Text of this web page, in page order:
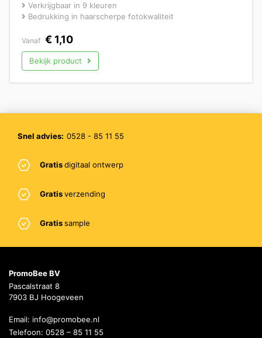
Verkrijgbaar in 9 kleuren
Bedrukking in haarscherpe fotokwaliteit
Vanaf € 1,10
Bekijk product
Snel advies: 0528 - 85 11 55
Gratisdigitaal ontwerp
Gratisverzending
Gratissample
PromoBee BV
Pascalstraat 8
7903 BJ Hoogeveen
Email: info@promobee.nl
Telefoon: 0528 – 85 11 55